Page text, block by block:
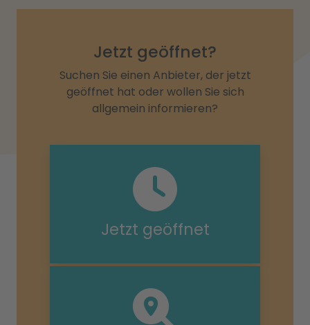
Jetzt geöffnet?
Suchen Sie einen Anbieter, der jetzt
geöffnet hat oder wollen Sie sich
allgemein informieren?
Jetzt geöffnet